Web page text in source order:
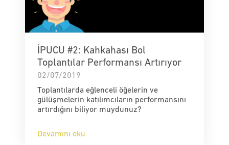
İPUCU #2: Kahkahası Bol
Toplantılar Performansı Artırıyor
02/07/2019
Toplantılarda eğlenceli öğelerin ve
gülüşmelerin katılımcıların performansını
artırdığını biliyor muydunuz?
Devamını oku